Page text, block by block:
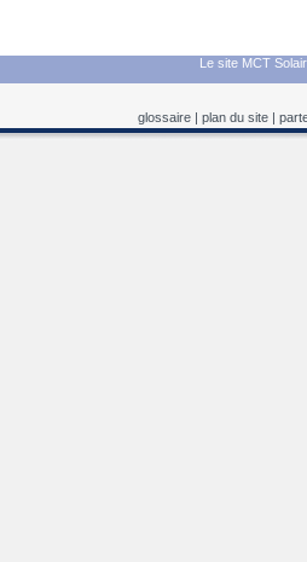
Le site MCT
glossaire| plan du site|